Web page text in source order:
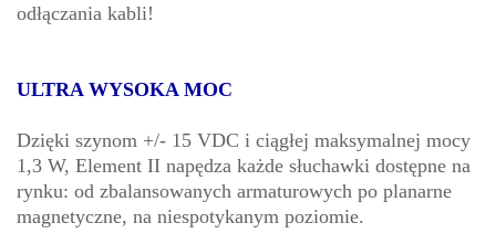
odłączania kabli!
ULTRA WYSOKA MOC
Dzięki szynom +/- 15 VDC i ciągłej maksymalnej mocy
1,3 W, Element II napędza każde słuchawki dostępne na
rynku: od zbalansowanych armaturowych po planarne
magnetyczne, na niespotykanym poziomie.